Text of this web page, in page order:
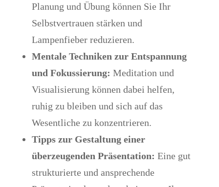
Planung und Übung können Sie Ihr
Selbstvertrauen stärken und
Lampenfieber reduzieren.
Mentale Techniken zur Entspannung
und Fokussierung: Meditation und
Visualisierung können dabei helfen,
ruhig zu bleiben und sich auf das
Wesentliche zu konzentrieren.
Tipps zur Gestaltung einer
überzeugenden Präsentation: Eine gut
strukturierte und ansprechende